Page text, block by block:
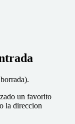
un favorito
la direccion